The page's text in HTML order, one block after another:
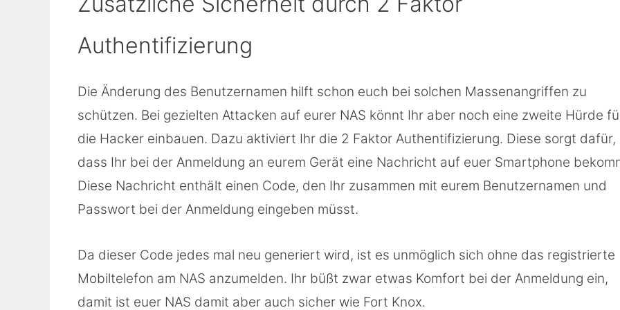
Authentifizierung
Die Änderung des Benutzernamen hilft schon euch bei solchen Massenangriffen zu
schützen. Bei gezielten Attacken auf eurer NAS könnt Ihr aber noch eine zweite Hürde
die Hacker einbauen. Dazu aktiviert Ihr die 2 Faktor Authentifizierung. Diese sorgt dafür,
dass Ihr bei der Anmeldung an eurem Gerät eine Nachricht auf euer Smartphone
Diese Nachricht enthält einen Code, den Ihr zusammen mit eurem Benutzernamen und
Passwort bei der Anmeldung eingeben müsst.
Da dieser Code jedes mal neu generiert wird, ist es unmöglich sich ohne das registrierte
Mobiltelefon am NAS anzumelden. Ihr büßt zwar etwas Komfort bei der Anmeldung ein,
damit ist euer NAS damit aber auch sicher wie Fort Knox.